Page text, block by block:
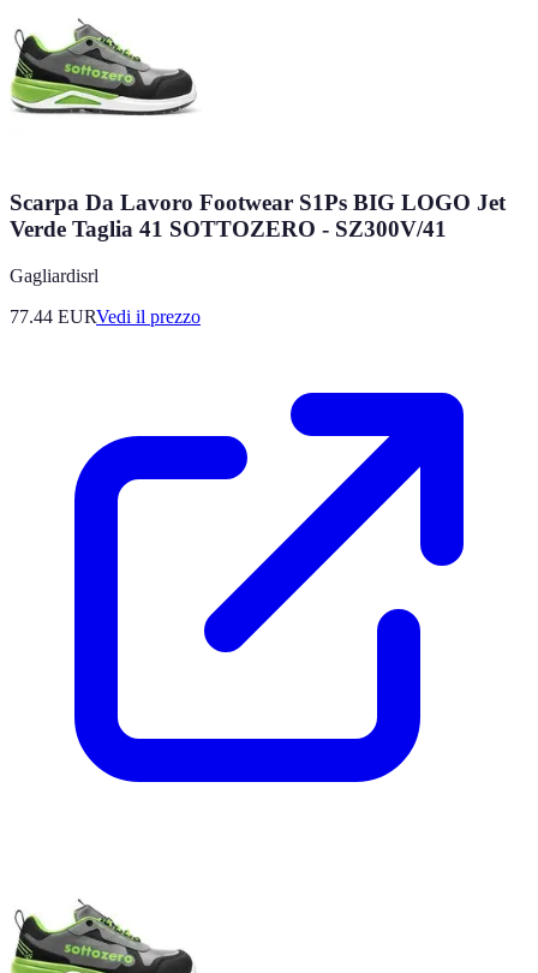
Scarpa Da Lavoro Footwear S1Ps BIG LOGO Jet
Verde Taglia 41 SOTTOZERO - SZ300V/41
Gagliardisrl
77.44 EURVedi il prezzo